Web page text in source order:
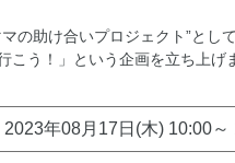
の助け合いプロジェクト”として
う！」という企画を立ち上げ
2023年08月17日(木) 10:00